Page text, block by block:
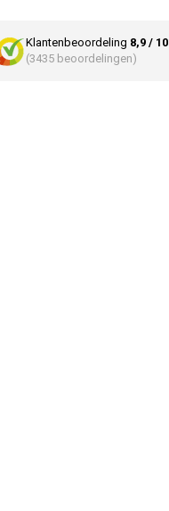
Klantenbeoordeling 8,9 / 10
(3435 beoordelingen)